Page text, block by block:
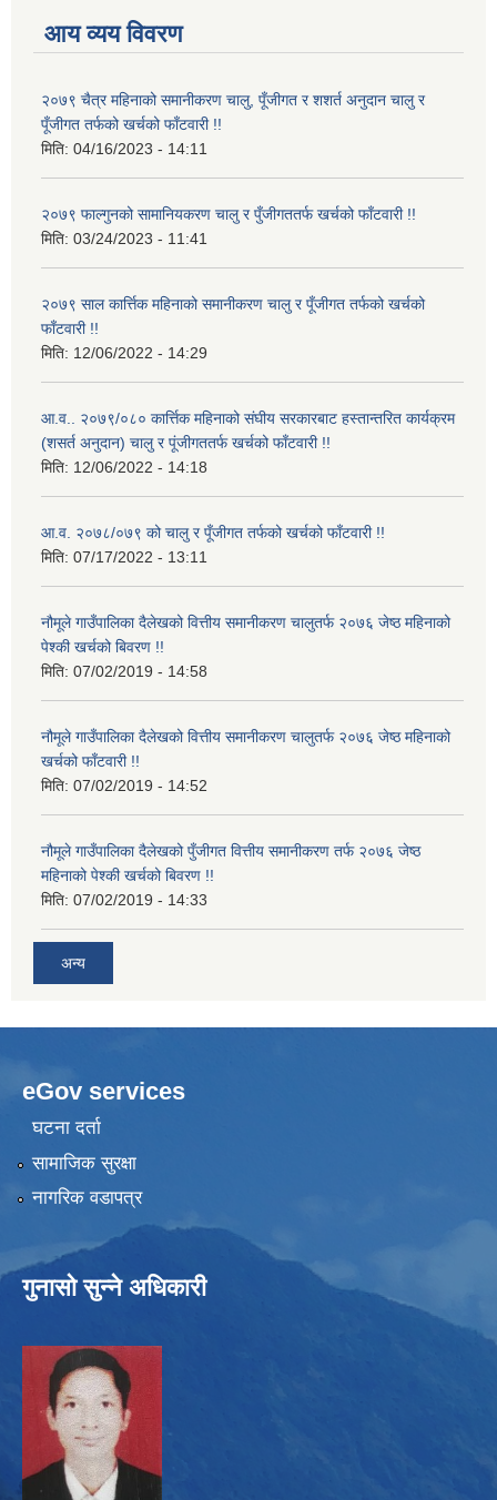
आय व्यय विवरण
२०७९ चैत्र महिनाको समानीकरण चालु, पूँजीगत र शशर्त अनुदान चालु र
पूँजीगत तर्फको खर्चको फाँटवारी !!
मिति: 04/16/2023 - 14:11
२०७९ फाल्गुनको सामानियकरण चालु र पुँजीगततर्फ खर्चको फाँटवारी !!
मिति: 03/24/2023 - 11:41
२०७९ साल कार्त्तिक महिनाको समानीकरण चालु र पूँजीगत तर्फको खर्चको
फाँटवारी !!
मिति: 12/06/2022 - 14:29
आ.व.. २०७९/०८० कार्त्तिक महिनाको संघीय सरकारबाट हस्तान्तरित कार्यक्रम
(शसर्त अनुदान) चालु र पूंजीगततर्फ खर्चको फाँटवारी !!
मिति: 12/06/2022 - 14:18
आ.व. २०७८/०७९ को चालु र पूँजीगत तर्फको खर्चको फाँटवारी !!
मिति: 07/17/2022 - 13:11
नौमूले गाउँपालिका दैलेखको वित्तीय समानीकरण चालुतर्फ २०७६ जेष्ठ महिनाको
पेश्की खर्चको बिवरण !!
मिति: 07/02/2019 - 14:58
नौमूले गाउँपालिका दैलेखको वित्तीय समानीकरण चालुतर्फ २०७६ जेष्ठ महिनाको
खर्चको फाँटवारी !!
मिति: 07/02/2019 - 14:52
नौमूले गाउँपालिका दैलेखको पुँजीगत वित्तीय समानीकरण तर्फ २०७६ जेष्ठ
महिनाको पेश्की खर्चको बिवरण !!
मिति: 07/02/2019 - 14:33
अन्य
eGov services
घटना दर्ता
सामाजिक सुरक्षा
नागरिक वडापत्र
गुनासो सुन्ने अधिकारी